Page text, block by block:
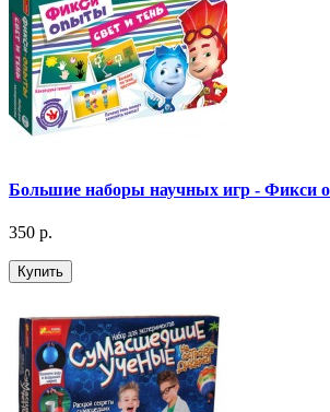
Большие наборы научных игр - Фикси
350 р.
Купить